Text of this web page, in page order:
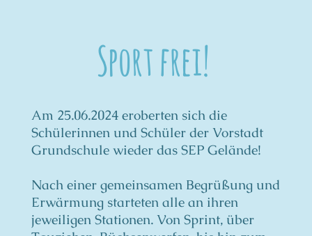
Sport frei!
Am 25.06.2024 eroberten sich die
Schülerinnen und Schüler der Vorstadt
Grundschule wieder das SEP Gelände!
Nach einer gemeinsamen Begrüßung und
Erwärmung starteten alle an ihren
jeweiligen Stationen. Von Sprint, über